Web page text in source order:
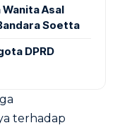
Asal
Soetta
DPRD
terhadap